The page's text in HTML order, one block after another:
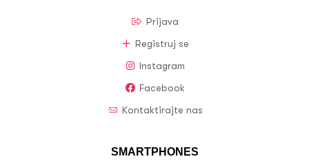
Prijava
Registruj se
Instagram
Facebook
Kontaktirajte nas
SMARTPHONES